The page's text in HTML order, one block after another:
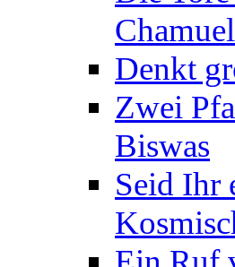
Denkt
Zwei
Biswas
Seid Ihr